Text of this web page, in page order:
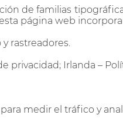
de familias
página web
rastreadores.
privacidad; Irlanda –
medir el tráfico y